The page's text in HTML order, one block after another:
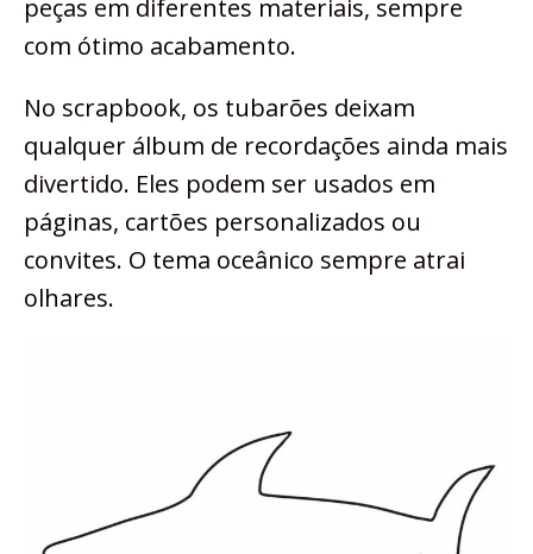
peças em diferentes materiais, sempre
com ótimo acabamento.
No scrapbook, os tubarões deixam
qualquer álbum de recordações ainda mais
divertido. Eles podem ser usados em
páginas, cartões personalizados ou
convites. O tema oceânico sempre atrai
olhares.